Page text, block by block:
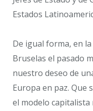
Estados
De igual forma, en la
Bruselas el pasado
nuestro deseo de
Europa en paz. Que
el modelo